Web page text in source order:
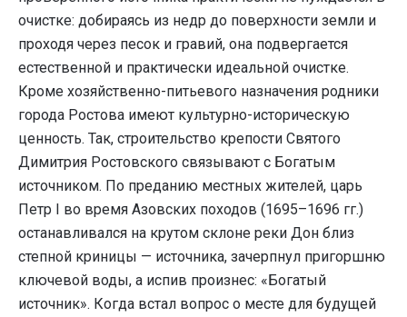
очистке: добираясь из недр до поверхности земли и
проходя через песок и гравий, она подвергается
естественной и практически идеальной очистке.
Кроме хозяйственно-питьевого назначения родники
города Ростова имеют культурно-историческую
ценность. Так, строительство крепости Святого
Димитрия Ростовского связывают с Богатым
источником. По преданию местных жителей, царь
Петр I во время Азовских походов (1695–1696 гг.)
останавливался на крутом склоне реки Дон близ
степной криницы — источника, зачерпнул пригоршню
ключевой воды, а испив произнес: «Богатый
источник». Когда встал вопрос о месте для будущей